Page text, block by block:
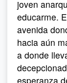
joven
educarme.
avenida
hacia aún
a donde
esperanza